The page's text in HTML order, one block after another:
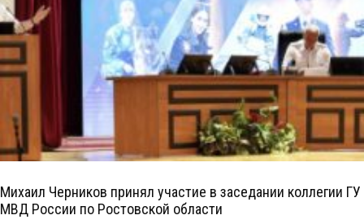
Михаил Черников принял участие в заседании коллегии ГУ
МВД России по Ростовской области